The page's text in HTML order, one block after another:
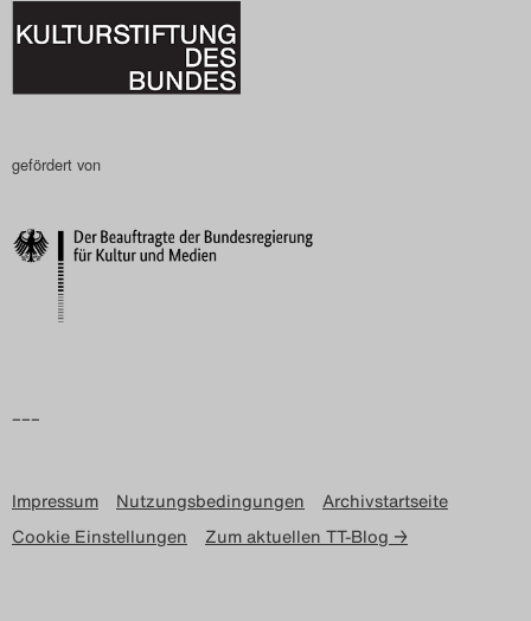
gefördert von
–––
Impressum Nutzungsbedingungen
Archivstartseite
Cookie Einstellungen
Zum aktuellen TT-Blog →